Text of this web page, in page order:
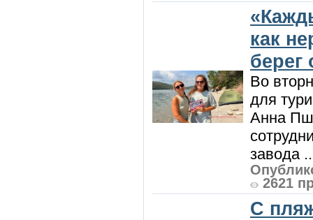
как
берег
Во
для
Анна
завода
2621
С